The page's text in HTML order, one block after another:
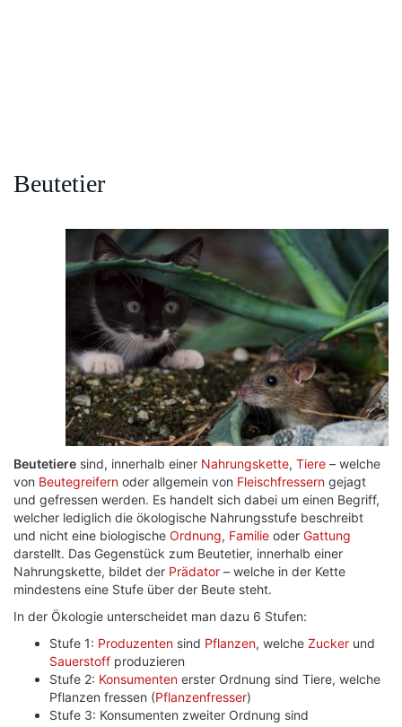
Beutetier
Beutetiere sind, innerhalb einer Nahrungskette, Tiere – welche
von Beutegreifern oder allgemein von Fleischfressern gejagt
und gefressen werden. Es handelt sich dabei um einen Begriff,
welcher lediglich die ökologische Nahrungsstufe beschreibt
und nicht eine biologische Ordnung, Familie oder Gattung
darstellt. Das Gegenstück zum Beutetier, innerhalb einer
Nahrungskette, bildet der Prädator – welche in der Kette
mindestens eine Stufe über der Beute steht.
In der Ökologie unterscheidet man dazu 6 Stufen:
Stufe 1: Produzenten sind Pflanzen, welche Zucker und
Sauerstoff produzieren
Stufe 2: Konsumenten erster Ordnung sind Tiere, welche
Pflanzen fressen (Pflanzenfresser)
Stufe 3: Konsumenten zweiter Ordnung sind